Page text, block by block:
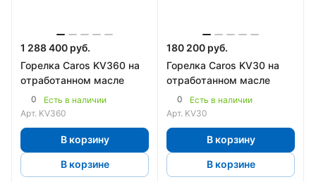
1 288 400 руб.
Горелка Caros KV360 на
отработанном масле
0
Есть в наличии
Арт. KV360
В корзину
В корзине
180 200 руб.
Горелка Caros KV30 на
отработанном масле
0
Есть в наличии
Арт. KV30
В корзину
В корзине